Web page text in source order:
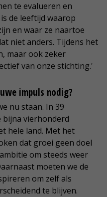
te evalueren en
de leeftijd waarop
en waar ze naartoe
niet anders. Tijdens het
maar ook zeker
van onze stichting.'
impuls nodig?
nu staan. In 39
vierhonderd
hele land. Met het
dat groei geen doel
om steeds weer
moeten we de
om zelf als
te blijven.